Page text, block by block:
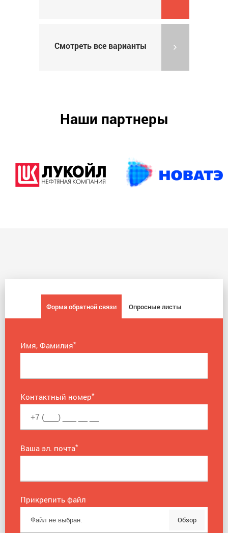
Смотреть все варианты
Наши партнеры
Форма обратной связи Опросные листы
Имя, Фамилия*
Контактный номер*
Ваша эл. почта*
Прикрепить файл
Обзор